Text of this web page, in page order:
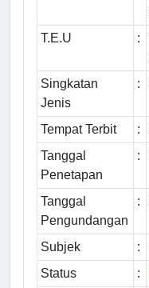
T.E.U
:
Singkatan
Jenis
:
Tempat Terbit :
Tanggal
Penetapan
:
Tanggal
Pengundangan
:
Subjek :
Status
: